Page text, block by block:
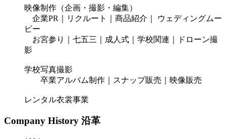
映像制作（企画・撮影・編集）
企業PR｜リクルート｜商品紹介｜ ウェディングムー
ビー
お宮参り｜七五三｜成人式｜学校関連｜ドローン撮
影
学校写真撮影
卒業アルバム制作｜スナップ販売｜映像販売
レンタル衣裳事業
Company History 沿革